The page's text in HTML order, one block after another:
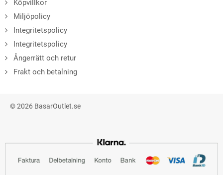
Köpvillkor
Miljöpolicy
Integritetspolicy
Integritetspolicy
Ångerrätt och retur
Frakt och betalning
© 2026 BasarOutlet.se